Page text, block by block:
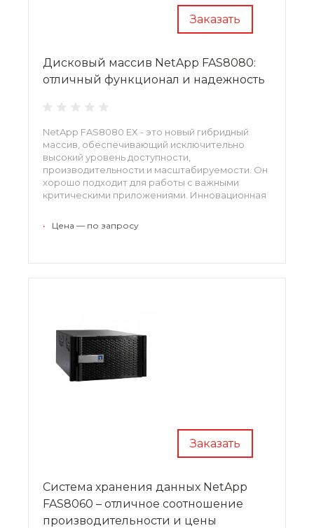
Заказать
Дисковый массив NetApp FAS8080:
отличный функционал и надежность
NetApp FAS8080 EX - это новый гибридный
массив, обеспечивающий исключительно
высокий уровень доступности,
производительности и масштабируемости. Он
хорошо подходит для работы с важными
критическими приложениями. Инновационная
возможности по гибкому хранению и
• Цена — по запросу
Заказать
Система хранения данных NetApp
FAS8060 – отличное соотношение
производительности и цены